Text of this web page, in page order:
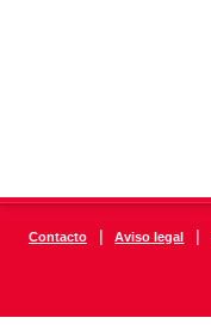
Contacto | Aviso legal |